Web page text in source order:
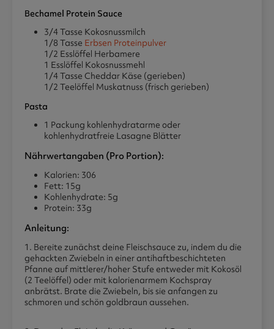
Bechamel Protein Sauce
3/4 Tasse Kokosnussmilch
1/8 Tasse Erbsen Proteinpulver
1/2 Esslöffel Herbamere
1 Esslöffel Kokosnussmehl
1/4 Tasse Cheddar Käse (gerieben)
1/2 Teelöffel Muskatnuss (frisch gerieben)
Pasta
1 Packung kohlenhydratarme oder
kohlenhydratfreie Lasagne Blätter
Nährwertangaben (pro Portion):
Kalorien: 306
Fett: 15g
Kohlenhydrate: 5g
Protein: 33g
Anleitung:
1. Bereite zunächst deine Fleischsauce zu, indem du die
gehackten Zwiebeln in einer antihaftbeschichteten
Pfanne auf mittlerer/hoher Stufe entweder mit Kokosöl
(2 Teelöffel) oder mit kalorienarmem Kochspray
anbrätst. Brate die Zwiebeln, bis sie anfangen zu
schmoren und schön goldbraun aussehen.